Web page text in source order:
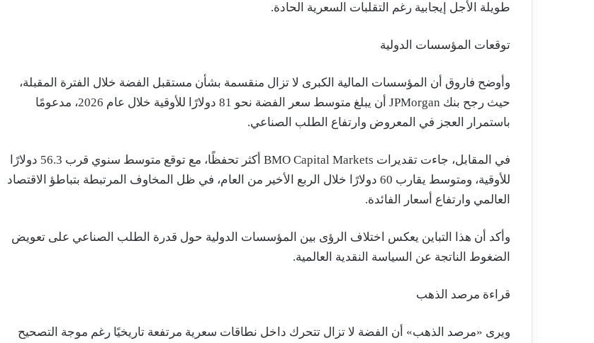
طويلة الأجل إيجابية رغم التقلبات السعرية الحادة.
توقعات المؤسسات الدولية
وأوضح فاروق أن المؤسسات المالية الكبرى لا تزال منقسمة بشأن مستقبل الفضة خلال الفترة المقبلة،
حيث رجح بنك JPMorgan أن يبلغ متوسط سعر الفضة نحو 81 دولارًا للأوقية خلال عام 2026، مدعومًا
باستمرار العجز في المعروض وارتفاع الطلب الصناعي.
في المقابل، جاءت تقديرات BMO Capital Markets أكثر تحفظًا، مع توقع متوسط سنوي قرب 56.3 دولارًا
للأوقية، ومتوسط يقارب 60 دولارًا خلال الربع الأخير من العام، في ظل المخاوف المرتبطة بتباطؤ الاقتصاد
العالمي وارتفاع أسعار الفائدة.
وأكد أن هذا التباين يعكس اختلاف الرؤى بين المؤسسات الدولية حول قدرة الطلب الصناعي على تعويض
الضغوط الناتجة عن السياسة النقدية العالمية.
قراءة مرصد الذهب
ويرى «مرصد الذهب» أن الفضة لا تزال تتحرك داخل نطاقات سعرية مرتفعة تاريخيًا رغم موجة التصحيح